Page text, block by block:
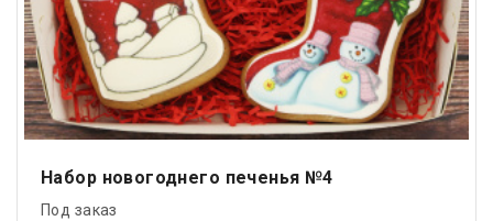
Набор новогоднего печенья №4
Под заказ